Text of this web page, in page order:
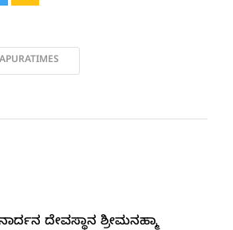
ದೇವಸ್ಥಾನ ಶ್ರೀಮನಹ್ಮಾ